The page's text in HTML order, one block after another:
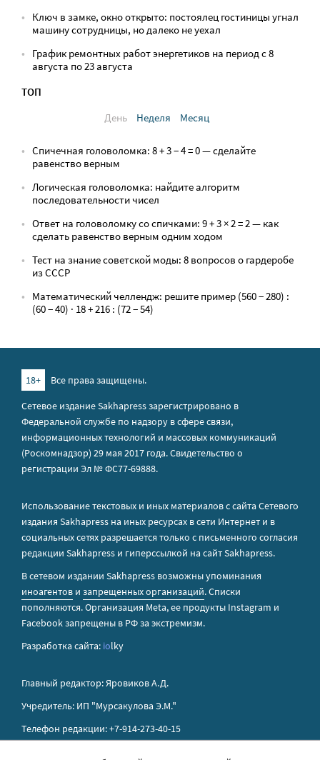
Ключ в замке, окно открыто: постоялец гостиницы угнал
машину сотрудницы, но далеко не уехал
График ремонтных работ энергетиков на период с 8
августа по 23 августа
ТОП
День
Неделя Месяц
Спичечная головоломка: 8 + 3 − 4 = 0 — сделайте
равенство верным
Логическая головоломка: найдите алгоритм
последовательности чисел
Ответ на головоломку со спичками: 9 + 3 × 2 = 2 — как
сделать равенство верным одним ходом
Тест на знание советской моды: 8 вопросов о гардеробе
из СССР
Математический челлендж: решите пример (560 − 280) :
(60 − 40) · 18 + 216 : (72 − 54)
18+
Все права защищены.
Сетевое издание Sakhapress зарегистрировано в
Федеральной службе по надзору в сфере связи,
информационных технологий и массовых коммуникаций
(Роскомнадзор) 29 мая 2017 года. Свидетельство о
регистрации Эл № ФС77-69888.
Использование текстовых и иных материалов с сайта Сетевого
издания Sakhapress на иных ресурсах в сети Интернет и в
социальных сетях разрешается только с письменного согласия
редакции Sakhapress и гиперссылкой на сайт Sakhapress.
В сетевом издании Sakhapress возможны упоминания
иноагентов и запрещенных организаций. Списки
пополняются. Организация Metа, ее продукты Instagram и
Facebook запрещены в РФ за экстремизм.
Разработка сайта: iolky
Главный редактор: Яровиков А.Д.
Учредитель: ИП "Мурсакулова Э.М."
Телефон редакции: +7-914-273-40-15